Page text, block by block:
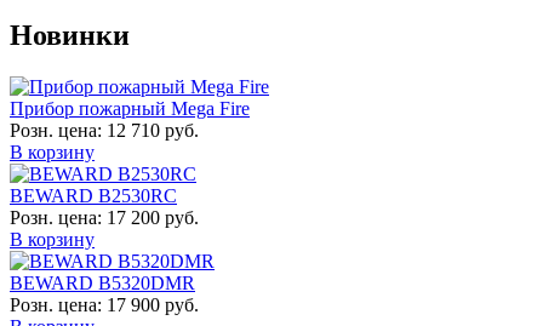
Новинки
Прибор пожарный Mega Fire
Розн. цена: 12 710 руб.
В корзину
BEWARD B2530RC
Розн. цена: 17 200 руб.
В корзину
BEWARD B5320DMR
Розн. цена: 17 900 руб.